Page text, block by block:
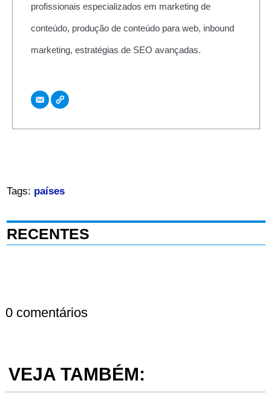
profissionais especializados em marketing de
conteúdo, produção de conteúdo para web, inbound
marketing, estratégias de SEO avançadas.
Tags: países
RECENTES
0 comentários
VEJA TAMBÉM: